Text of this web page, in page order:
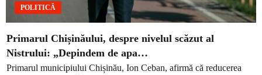
POLITICĂ
Primarul Chișinăului, despre nivelul scăzut al
Nistrului: „Depindem de apa…
Primarul municipiului Chișinău, Ion Ceban, afirmă că reducerea